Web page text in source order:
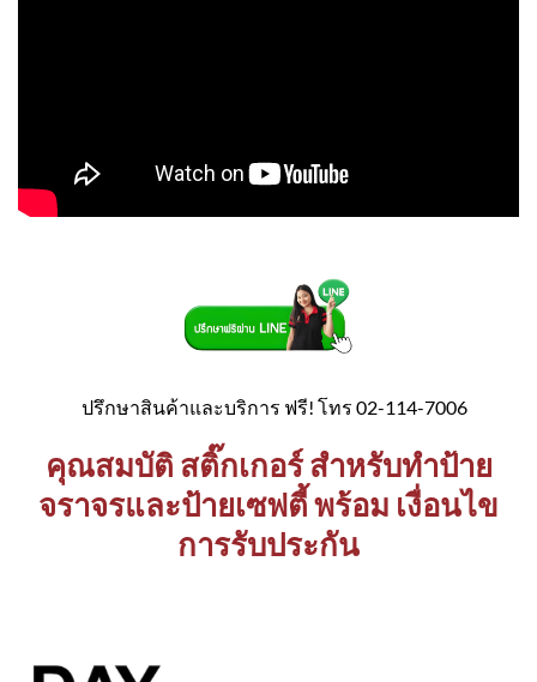
ปรึกษาสินค้าและบริการ ฟรี! โทร 02-114-7006
คุณสมบัติ สติ๊กเกอร์ สำหรับทำป้าย
จราจรและป้ายเซฟตี้ พร้อม เงื่อนไข
การรับประกัน